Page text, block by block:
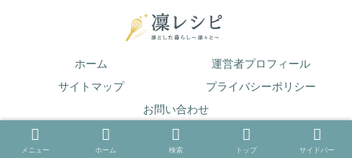
ホーム
運営者プロフィール
サイトマップ
プライバシーポリシー
お問い合わせ
© 2019 凛とした暮らし〜凛々と〜.
メニュー ホーム 検索 トップ サイドバー